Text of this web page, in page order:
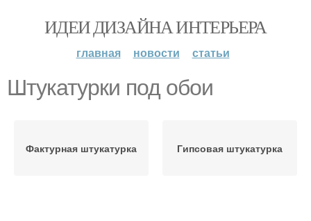
ИДЕИ ДИЗАЙНА ИНТЕРЬЕРА
главная новости статьи
Штукатурки под обои
Фактурная штукатурка Гипсовая штукатурка